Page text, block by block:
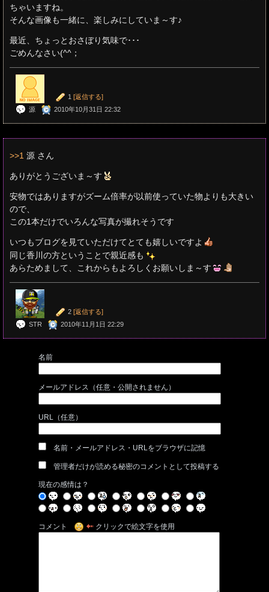
ちゃいますね。
そんな画像も一緒に、楽しみにしていま～す♪
最近、ちょっとおさぼり気味で･･･
ごめんなさい(^^；
1 [返信する]
源
2010年10月31日 22:32
>>1 源 さん
ありがとうございま～す
安物ではありますがズーム倍率が以前使っていた物よりも大きい
ので、
この1本だけでいろんな写真が撮れそうです
いつもブログを見ていただけてとても嬉しいですよ
同じ香川の方ということで親近感も
あらためまして、これからもよろしくお願いしま～す
2 [返信する]
STR
2010年11月1日 22:29
名前
メールアドレス（任意・公開されません）
URL（任意）
名前・メールアドレス・URLをブラウザに記憶
管理者だけが読める秘密のコメントとして投稿する
現在の感情は？
コメント クリックで絵文字を使用